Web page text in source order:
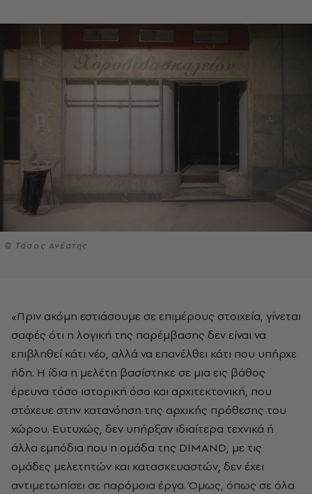
© Τάσος Ανέστης
«Πριν ακόμη εστιάσουμε σε επιμέρους στοιχεία, γίνεται
σαφές ότι η λογική της παρέμβασης δεν είναι να
επιβληθεί κάτι νέο, αλλά να επανέλθει κάτι που υπήρχε
ήδη. Η ίδια η μελέτη βασίστηκε σε μια εις βάθος
έρευνα τόσο ιστορική όσο και αρχιτεκτονική, που
στόχευε στην κατανόηση της αρχικής πρόθεσης του
χώρου. Ευτυχώς, δεν υπήρξαν ιδιαίτερα τεχνικά ή
άλλα εμπόδια που η ομάδα της DIMAND, με τις
ομάδες μελετητών και κατασκευαστών, δεν έχει
αντιμετωπίσει σε παρόμοια έργα. Όμως, όπως σε όλα